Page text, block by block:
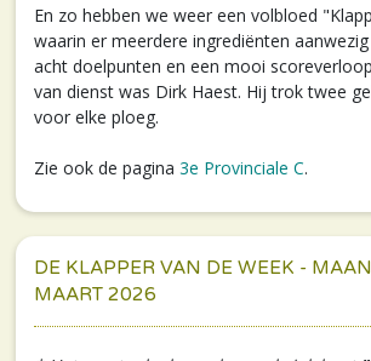
En zo hebben we weer een volbloed
waarin er meerdere ingrediënten
acht doelpunten en een mooi
van dienst was Dirk Haest. Hij trok twee
voor elke ploeg.
Zie ook de pagina 3e Provinciale C.
DE KLAPPER VAN DE WEEK -
MAART 2026